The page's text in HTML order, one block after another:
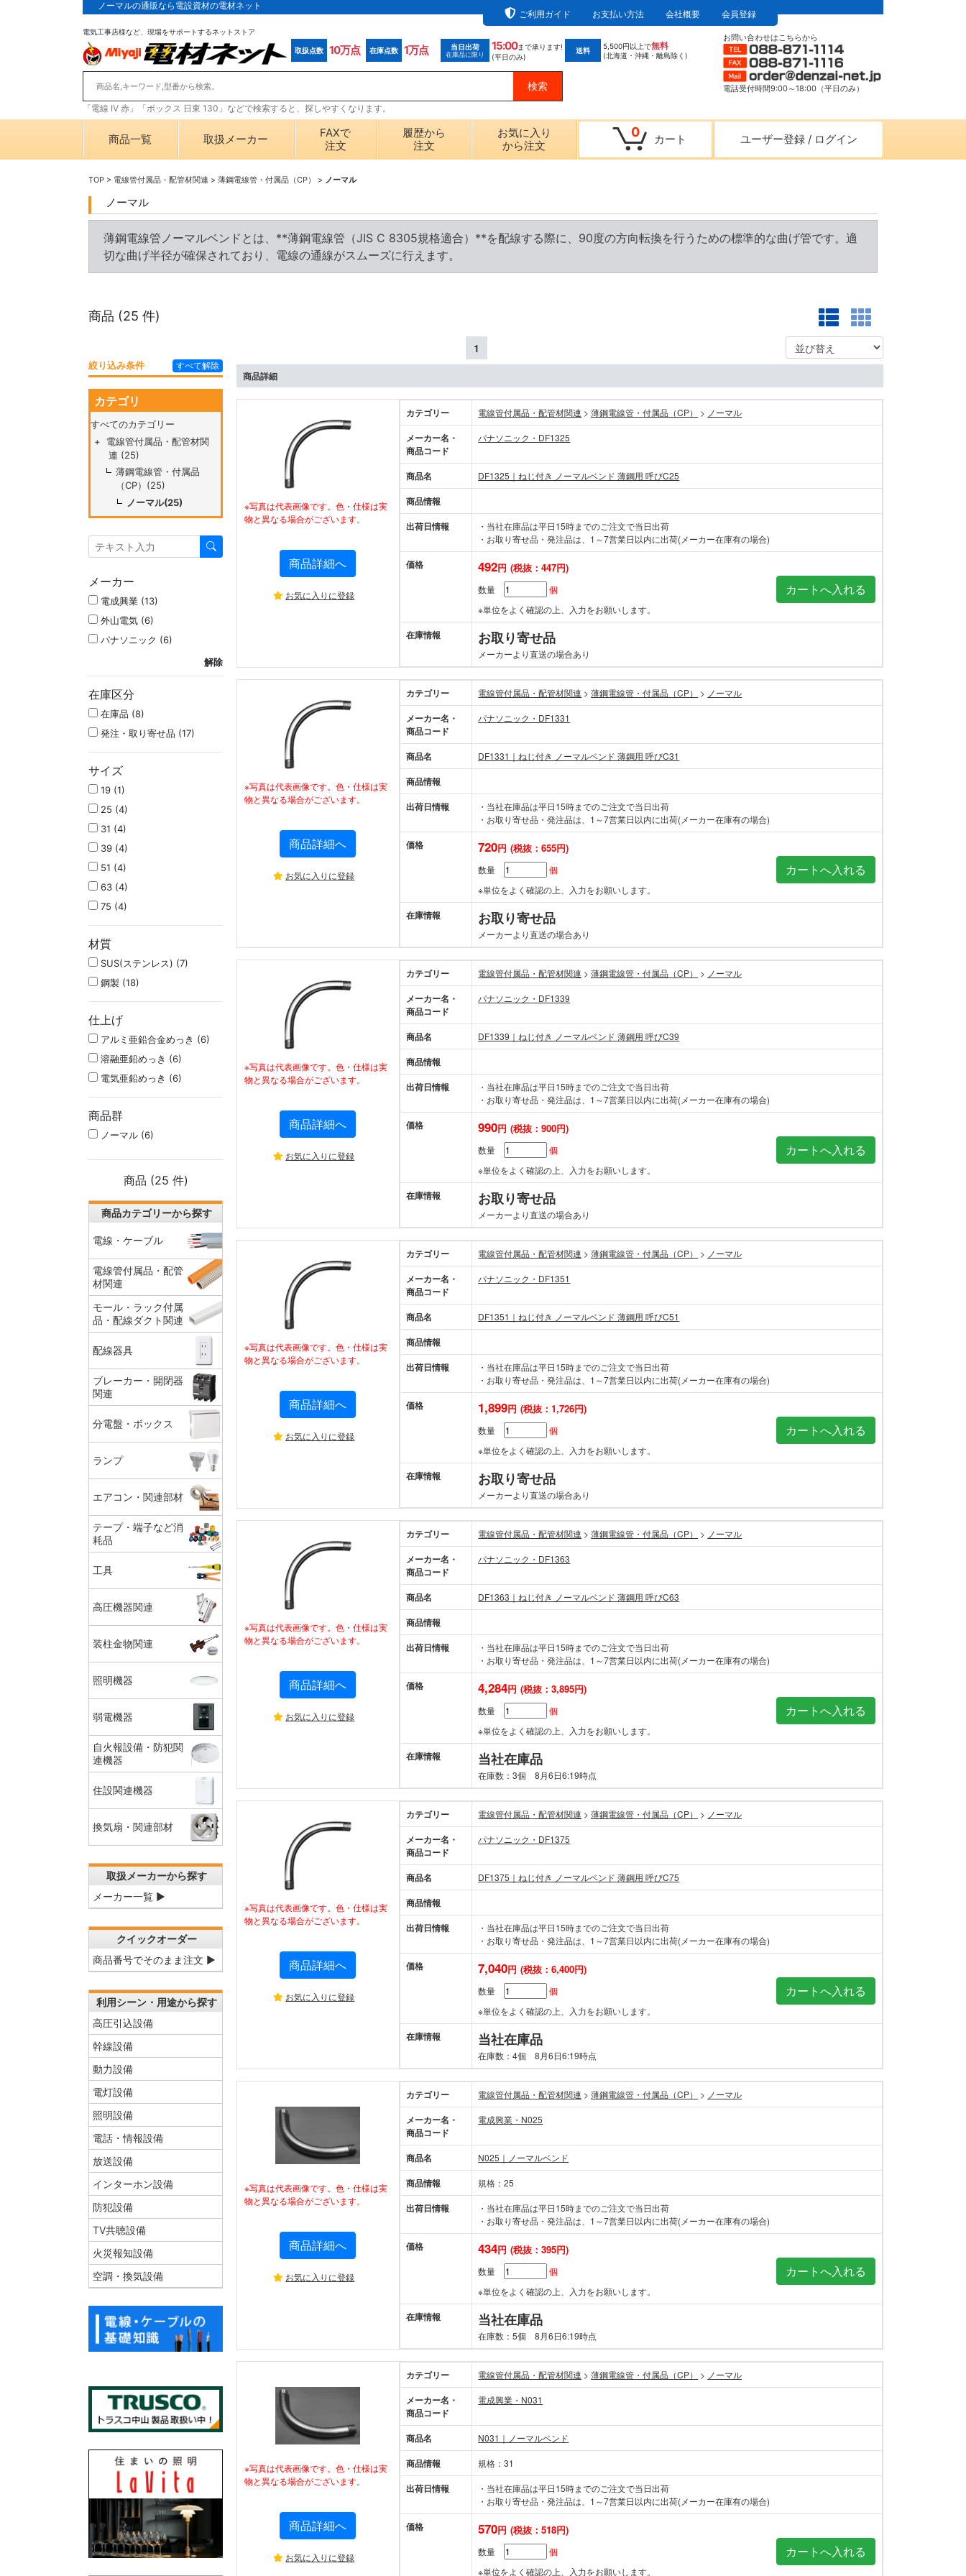
ノーマルの通販なら電設資材の電材ネット
ご利用ガイド
お支払い方法 会社概要 会員登録
電気工事店様など、現場をサポートするネットストア
取扱点数 10万点 在庫点数 1万点 当日出荷
在庫品に限り
15:00まで承ります!
(平日のみ)
送料 5,500円以上で無料
(北海道・沖縄・離島除く)
「電線 IV 赤」「ボックス 日東 130」などで検索すると、探しやすくなります。
お問い合わせはこちらから
電話受付時間9:00～18:00（平日のみ）
商品一覧 取扱メーカー
FAXで
注文
履歴から
注文
お気に入り
から注文
0 カート ユーザー登録 / ログイン
TOP > 電線管付属品・配管材関連 > 薄鋼電線管・付属品（CP） > ノーマル
ノーマル
薄鋼電線管ノーマルベンドとは、**薄鋼電線管（JIS C 8305規格適合）**を配線する際に、90度の方向転換を行うための標準的な曲げ管です。適
切な曲げ半径が確保されており、電線の通線がスムーズに行えます。
商品 (25 件)
1
商品詳細
※写真は代表画像です。色・仕様は実
物と異なる場合がございます。
商品詳細へ
お気に入りに登録
カテゴリー 電線管付属品・配管材関連 > 薄鋼電線管・付属品（CP） > ノーマル
メーカー名・
商品コード
パナソニック・DF1325
商品名 DF1325｜ねじ付き ノーマルベンド 薄鋼用 呼びC25
商品情報
出荷日情報
・当社在庫品は平日15時までのご注文で当日出荷
・お取り寄せ品・発注品は、1～7営業日以内に出荷(メーカー在庫有の場合)
価格 492円 (税抜：447円)
数量
個
※単位をよく確認の上、入力をお願いします。
在庫情報 お取り寄せ品
メーカーより直送の場合あり
※写真は代表画像です。色・仕様は実
物と異なる場合がございます。
商品詳細へ
お気に入りに登録
カテゴリー 電線管付属品・配管材関連 > 薄鋼電線管・付属品（CP） > ノーマル
メーカー名・
商品コード
パナソニック・DF1331
商品名 DF1331｜ねじ付き ノーマルベンド 薄鋼用 呼びC31
商品情報
出荷日情報
・当社在庫品は平日15時までのご注文で当日出荷
・お取り寄せ品・発注品は、1～7営業日以内に出荷(メーカー在庫有の場合)
価格 720円 (税抜：655円)
数量
個
※単位をよく確認の上、入力をお願いします。
在庫情報 お取り寄せ品
メーカーより直送の場合あり
※写真は代表画像です。色・仕様は実
物と異なる場合がございます。
商品詳細へ
お気に入りに登録
カテゴリー 電線管付属品・配管材関連 > 薄鋼電線管・付属品（CP） > ノーマル
メーカー名・
商品コード
パナソニック・DF1339
商品名 DF1339｜ねじ付き ノーマルベンド 薄鋼用 呼びC39
商品情報
出荷日情報
・当社在庫品は平日15時までのご注文で当日出荷
・お取り寄せ品・発注品は、1～7営業日以内に出荷(メーカー在庫有の場合)
価格 990円 (税抜：900円)
数量
個
※単位をよく確認の上、入力をお願いします。
在庫情報 お取り寄せ品
メーカーより直送の場合あり
※写真は代表画像です。色・仕様は実
物と異なる場合がございます。
商品詳細へ
お気に入りに登録
カテゴリー 電線管付属品・配管材関連 > 薄鋼電線管・付属品（CP） > ノーマル
メーカー名・
商品コード
パナソニック・DF1351
商品名 DF1351｜ねじ付き ノーマルベンド 薄鋼用 呼びC51
商品情報
出荷日情報
・当社在庫品は平日15時までのご注文で当日出荷
・お取り寄せ品・発注品は、1～7営業日以内に出荷(メーカー在庫有の場合)
価格 1,899円 (税抜：1,726円)
数量
個
※単位をよく確認の上、入力をお願いします。
在庫情報 お取り寄せ品
メーカーより直送の場合あり
※写真は代表画像です。色・仕様は実
物と異なる場合がございます。
商品詳細へ
お気に入りに登録
カテゴリー 電線管付属品・配管材関連 > 薄鋼電線管・付属品（CP） > ノーマル
メーカー名・
商品コード
パナソニック・DF1363
商品名 DF1363｜ねじ付き ノーマルベンド 薄鋼用 呼びC63
商品情報
出荷日情報
・当社在庫品は平日15時までのご注文で当日出荷
・お取り寄せ品・発注品は、1～7営業日以内に出荷(メーカー在庫有の場合)
価格 4,284円 (税抜：3,895円)
数量
個
※単位をよく確認の上、入力をお願いします。
在庫情報 当社在庫品
在庫数：3個 8月6日6:19時点
※写真は代表画像です。色・仕様は実
物と異なる場合がございます。
商品詳細へ
お気に入りに登録
カテゴリー 電線管付属品・配管材関連 > 薄鋼電線管・付属品（CP） > ノーマル
メーカー名・
商品コード
パナソニック・DF1375
商品名 DF1375｜ねじ付き ノーマルベンド 薄鋼用 呼びC75
商品情報
出荷日情報
・当社在庫品は平日15時までのご注文で当日出荷
・お取り寄せ品・発注品は、1～7営業日以内に出荷(メーカー在庫有の場合)
価格 7,040円 (税抜：6,400円)
数量
個
※単位をよく確認の上、入力をお願いします。
在庫情報 当社在庫品
在庫数：4個 8月6日6:19時点
※写真は代表画像です。色・仕様は実
物と異なる場合がございます。
商品詳細へ
お気に入りに登録
カテゴリー 電線管付属品・配管材関連 > 薄鋼電線管・付属品（CP） > ノーマル
メーカー名・
商品コード
電成興業・N025
商品名 N025｜ノーマルベンド
商品情報 規格：25
出荷日情報
・当社在庫品は平日15時までのご注文で当日出荷
・お取り寄せ品・発注品は、1～7営業日以内に出荷(メーカー在庫有の場合)
価格 434円 (税抜：395円)
数量
個
※単位をよく確認の上、入力をお願いします。
在庫情報 当社在庫品
在庫数：5個 8月6日6:19時点
※写真は代表画像です。色・仕様は実
物と異なる場合がございます。
商品詳細へ
お気に入りに登録
カテゴリー 電線管付属品・配管材関連 > 薄鋼電線管・付属品（CP） > ノーマル
メーカー名・
商品コード
電成興業・N031
商品名 N031｜ノーマルベンド
商品情報 規格：31
出荷日情報
・当社在庫品は平日15時までのご注文で当日出荷
・お取り寄せ品・発注品は、1～7営業日以内に出荷(メーカー在庫有の場合)
価格 570円 (税抜：518円)
数量
個
※単位をよく確認の上、入力をお願いします。
絞り込み条件 すべて解除
カテゴリ
すべてのカテゴリー
+
電線管付属品・配管材関
連 (25)
薄鋼電線管・付属品
（CP）(25)
ノーマル(25)
メーカー
電成興業 (13)
外山電気 (6)
パナソニック (6)
解除
在庫区分
在庫品 (8)
発注・取り寄せ品 (17)
サイズ
19 (1)
25 (4)
31 (4)
39 (4)
51 (4)
63 (4)
75 (4)
材質
SUS(ステンレス) (7)
鋼製 (18)
仕上げ
アルミ亜鉛合金めっき (6)
溶融亜鉛めっき (6)
電気亜鉛めっき (6)
商品群
ノーマル (6)
商品 (25 件)
商品カテゴリーから探す
電線・ケーブル
電線管付属品・配管
材関連
モール・ラック付属
品・配線ダクト関連
配線器具
ブレーカー・開閉器
関連
分電盤・ボックス
ランプ
エアコン・関連部材
テープ・端子など消
耗品
工具
高圧機器関連
装柱金物関連
照明機器
弱電機器
自火報設備・防犯関
連機器
住設関連機器
換気扇・関連部材
取扱メーカーから探す
メーカー一覧 ▶
クイックオーダー
商品番号でそのまま注文 ▶
利用シーン・用途から探す
高圧引込設備
幹線設備
動力設備
電灯設備
照明設備
電話・情報設備
放送設備
インターホン設備
防犯設備
TV共聴設備
火災報知設備
空調・換気設備